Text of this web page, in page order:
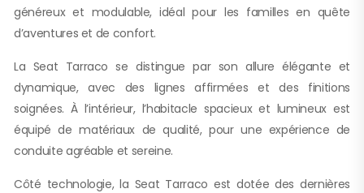
généreux et modulable, idéal pour les familles en quête
d’aventures et de confort.
La Seat Tarraco se distingue par son allure élégante et
dynamique, avec des lignes affirmées et des finitions
soignées. À l’intérieur, l’habitacle spacieux et lumineux est
équipé de matériaux de qualité, pour une expérience de
conduite agréable et sereine.
Côté technologie, la Seat Tarraco est dotée des dernières